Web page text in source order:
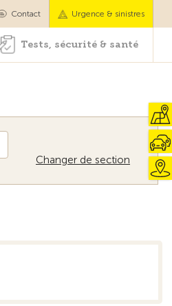
Tests, sécurité & santé
Contact Urgence & sinistres
Tests, sécurité & santé
Changer de section